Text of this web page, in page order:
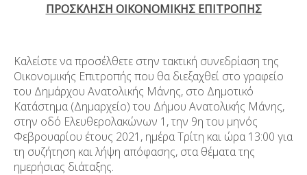
ΠΡΟΣΚΛΗΣΗ ΟΙΚΟΝΟΜΙΚΗΣ ΕΠΙΤΡΟΠΗΣ
Καλείστε να προσέλθετε στην τακτική συνεδρίαση της
Οικονομικής Επιτροπής που θα διεξαχθεί στο γραφείο
του Δημάρχου Ανατολικής Μάνης, στο Δημοτικό
Κατάστημα (Δημαρχείο) του Δήμου Ανατολικής Μάνης,
στην οδό Ελευθερολακώνων 1, την 9η του μηνός
Φεβρουαρίου έτους 2021, ημέρα Τρίτη και ώρα 13:00 για
τη συζήτηση και λήψη απόφασης, στα θέματα της
ημερήσιας διάταξης.